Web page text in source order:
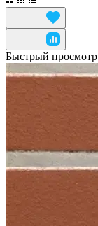
Быстрый просмотр